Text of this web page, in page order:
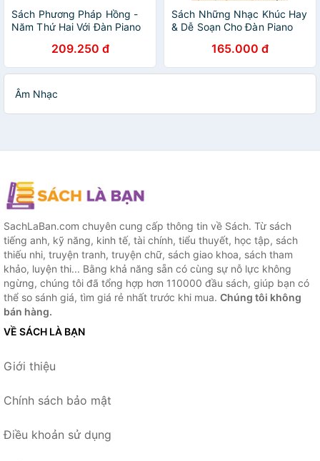
Sách Phương Pháp Hồng -
Năm Thứ Hai Với Đàn Piano
209.250 đ
Sách Những Nhạc Khúc Hay
& Dễ Soạn Cho Đàn Piano
165.000 đ
Âm Nhạc
SachLaBan.com chuyên cung cấp thông tin về Sách. Từ sách
tiếng anh, kỹ năng, kinh tế, tài chính, tiểu thuyết, học tập, sách
thiếu nhi, truyện tranh, truyện chữ, sách giao khoa, sách tham
khảo, luyện thi... Bằng khả năng sẵn có cùng sự nỗ lực không
ngừng, chúng tôi đã tổng hợp hơn 110000 đầu sách, giúp bạn có
thể so sánh giá, tìm giá rẻ nhất trước khi mua. Chúng tôi không
bán hàng.
VỀ SÁCH LÀ BẠN
Giới thiệu
Chính sách bảo mật
Điều khoản sử dụng